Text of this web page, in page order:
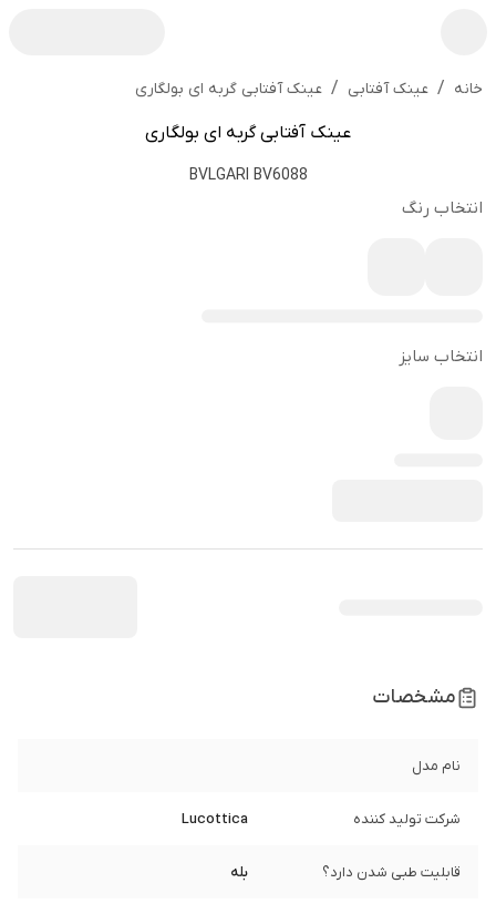
خانه / عینک آفتابی / عینک آفتابی گربه ای بولگاری
عینک آفتابی گربه ای بولگاری
BVLGARI BV6088
انتخاب رنگ
انتخاب سایز
مشخصات
نام مدل
شرکت تولید کننده Lucottica
قابلیت طبی شدن دارد؟ بله